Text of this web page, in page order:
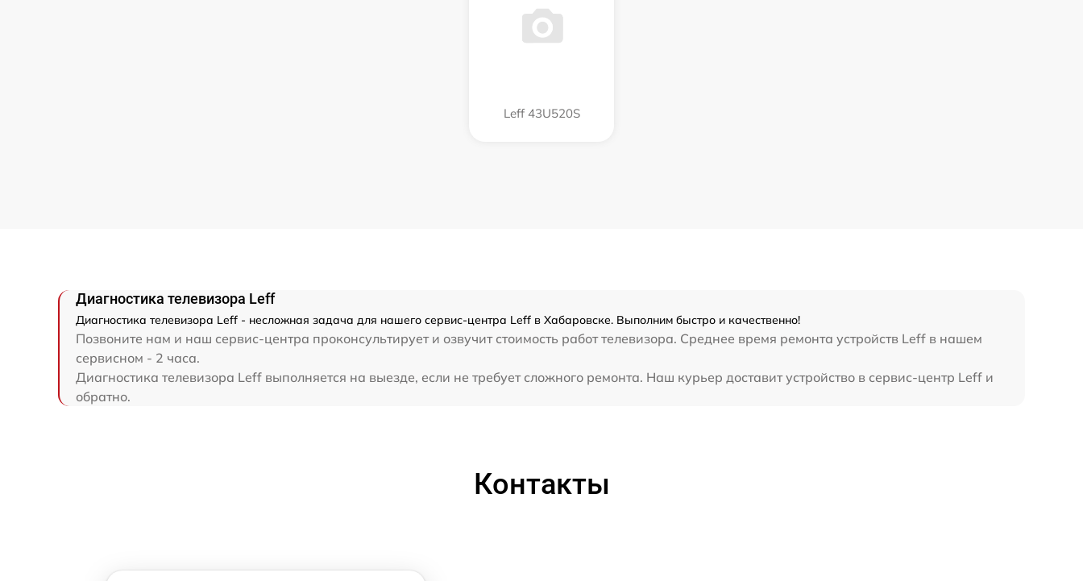
Leff 43U520S
Диагностика телевизора Leff
Диагностика телевизора Leff - несложная задача для нашего сервис-центра Leff в Хабаровске. Выполним быстро и качественно!
Позвоните нам и наш сервис-центра проконсультирует и озвучит стоимость работ телевизора. Среднее время ремонта устройств Leff в нашем
сервисном - 2 часа.
Диагностика телевизора Leff выполняется на выезде, если не требует сложного ремонта. Наш курьер доставит устройство в сервис-центр Leff и
обратно.
Контакты